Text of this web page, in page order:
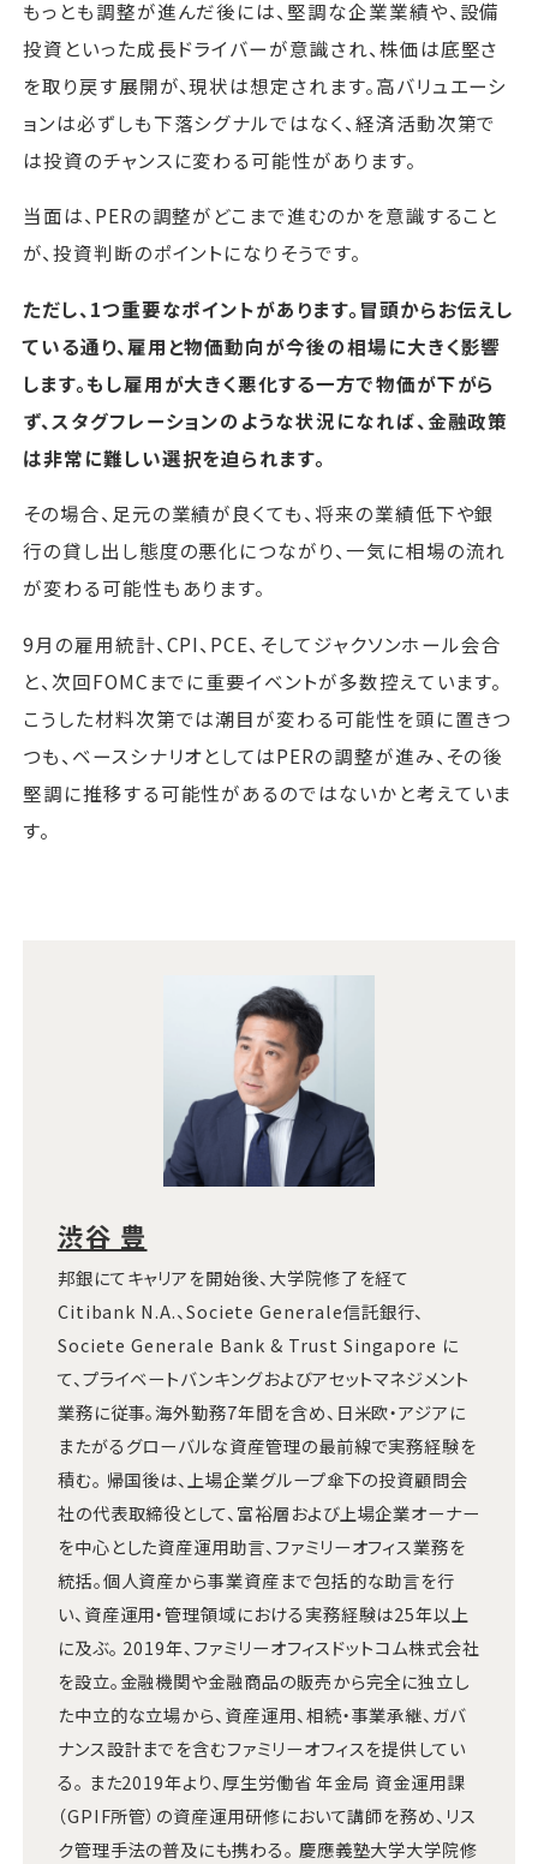
もっとも調整が進んだ後には、堅調な企業業績や、設備
投資といった成長ドライバーが意識され、株価は底堅さ
を取り戻す展開が、現状は想定されます。高バリュエーシ
ョンは必ずしも下落シグナルではなく、経済活動次第で
は投資のチャンスに変わる可能性があります。
当面は、PERの調整がどこまで進むのかを意識すること
が、投資判断のポイントになりそうです。
ただし、1つ重要なポイントがあります。冒頭からお伝えし
ている通り、雇用と物価動向が今後の相場に大きく影響
します。もし雇用が大きく悪化する一方で物価が下がら
ず、スタグフレーションのような状況になれば、金融政策
は非常に難しい選択を迫られます。
その場合、足元の業績が良くても、将来の業績低下や銀
行の貸し出し態度の悪化につながり、一気に相場の流れ
が変わる可能性もあります。
9月の雇用統計、CPI、PCE、そしてジャクソンホール会合
と、次回FOMCまでに重要イベントが多数控えています。
こうした材料次第では潮目が変わる可能性を頭に置きつ
つも、ベースシナリオとしてはPERの調整が進み、その後
堅調に推移する可能性があるのではないかと考えていま
す。
渋谷 豊
邦銀にてキャリアを開始後、大学院修了を経て
Citibank N.A.、Societe Generale信託銀行、
Societe Generale Bank & Trust Singapore に
て、プライベートバンキングおよびアセットマネジメント
業務に従事。海外勤務7年間を含め、日米欧・アジアに
またがるグローバルな資産管理の最前線で実務経験を
積む。 帰国後は、上場企業グループ傘下の投資顧問会
社の代表取締役として、富裕層および上場企業オーナー
を中心とした資産運用助言、ファミリーオフィス業務を
統括。個人資産から事業資産まで包括的な助言を行
い、資産運用・管理領域における実務経験は25年以上
に及ぶ。 2019年、ファミリーオフィスドットコム株式会社
を設立。金融機関や金融商品の販売から完全に独立し
た中立的な立場から、資産運用、相続・事業承継、ガバ
ナンス設計までを含むファミリーオフィスを提供してい
る。 また2019年より、厚生労働省 年金局 資金運用課
（GPIF所管）の資産運用研修において講師を務め、リス
ク管理手法の普及にも携わる。 慶應義塾大学大学院修